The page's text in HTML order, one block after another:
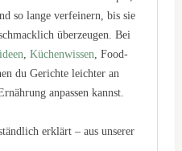
so lange verfeinern, bis sie
überzeugen. Bei
,Küchenwissen , Food-
du Gerichte leichter an
anpassen kannst.
erklärt – aus unserer